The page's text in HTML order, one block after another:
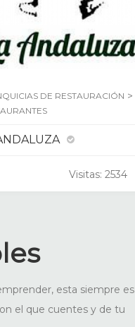
DE RESTAURACIÓN >
Visitas: 2534
esta siempre es
el que cuentes y de tu